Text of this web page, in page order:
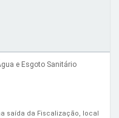
e Esgoto Sanitário
saída da Fiscalização, local